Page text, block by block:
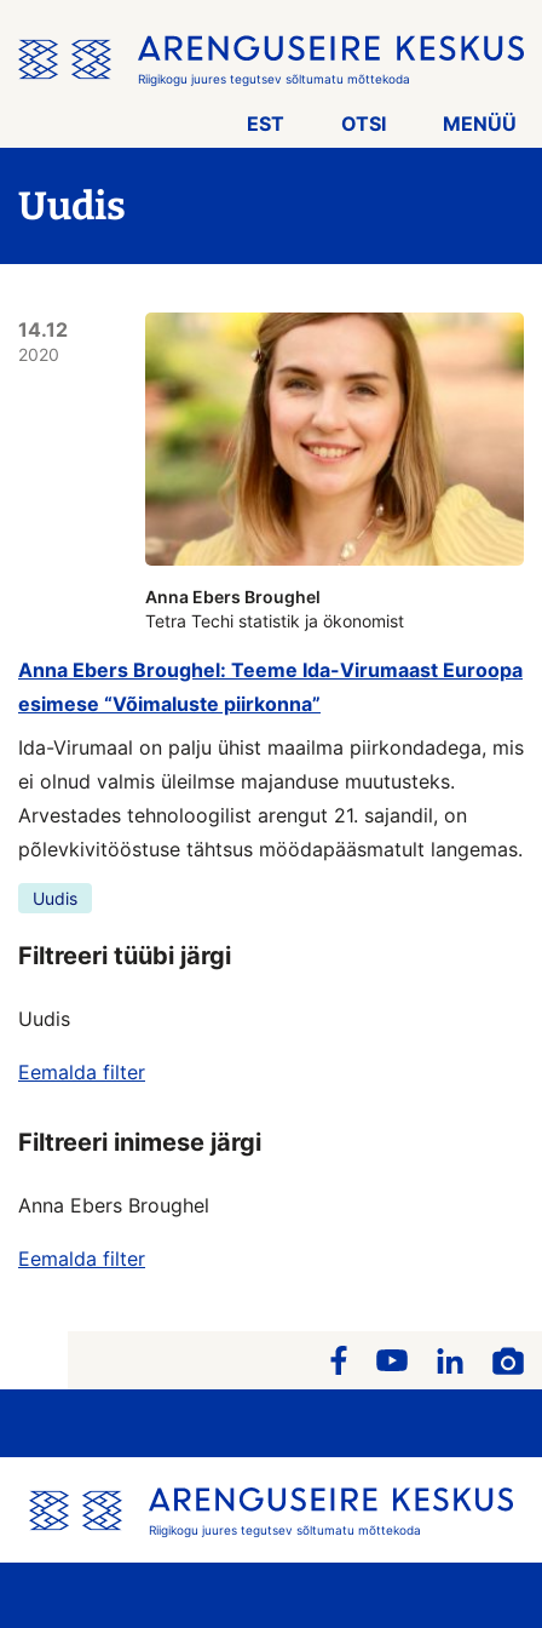
menüü
vahele
Riigikogu juures tegutsev sõltumatu mõttekoda
EST OTSI MENÜÜ
Uudis
14.12
2020
Anna Ebers Broughel: Teeme Ida-Virumaast Euroopa
esimese “Võimaluste piirkonna”
Ida-Virumaal on palju ühist maailma piirkondadega, mis
ei olnud valmis üleilmse majanduse muutusteks.
Arvestades tehnoloogilist arengut 21. sajandil, on
põlevkivitööstuse tähtsus möödapääsmatult langemas.
Uudis
Anna Ebers Broughel
Tetra Techi statistik ja ökonomist
Filtreeri tüübi järgi
Uudis
Eemalda filter
Filtreeri inimese järgi
Anna Ebers Broughel
Eemalda filter
Riigikogu juures tegutsev sõltumatu mõttekoda